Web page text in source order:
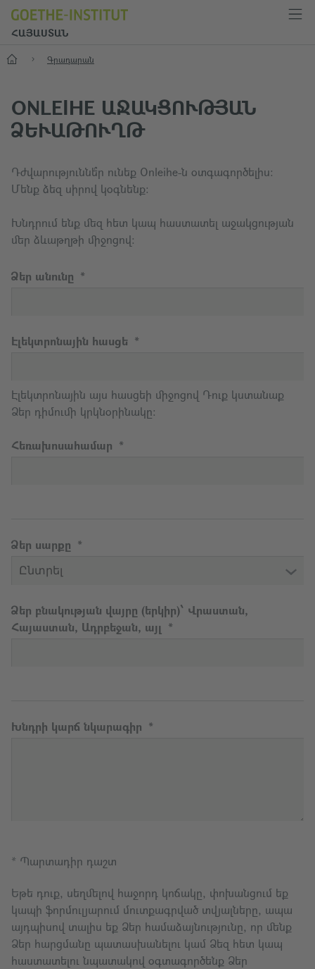
ՀԱՅԱՍՏԱՆ
Start
Գրադարան
ONLEIHE ԱՋԱԿՑՈՒԹՅԱՆ
ՁԵՒԱԹՈՒՂԹ
Դժվարություննե՞ր ունեք Onleihe-ն օտգագործելիս։
Մենք ձեզ սիրով կօգնենք։
Խնդրում ենք մեզ հետ կապ հաստատել աջակցության
մեր ձևաթղթի միջոցով։
Ձեր անունը
Էլեկտրոնային հասցե
Էլեկտրոնային այս հասցեի միջոցով Դուք կստանաք
Ձեր դիմումի կրկնօրինակը։
Հեռախոսահամար
Ձեր սարքը
Ձեր բնակության վայրը (երկիր)՝ Վրաստան,
Հայաստան, Ադրբեջան, այլ
Խնդրի կարճ նկարագիր
* Պարտադիր դաշտ
Եթե դուք, սեղմելով հաջորդ կոճակը, փոխանցում եք
կապի ֆորմուլյարում մուտքագրված տվյալները, ապա
այդպիսով տալիս եք Ձեր համաձայնությունը, որ մենք
Ձեր հարցմանը պատասխանելու կամ Ձեզ հետ կապ
հաստատելու նպատակով օգտագործենք Ձեր